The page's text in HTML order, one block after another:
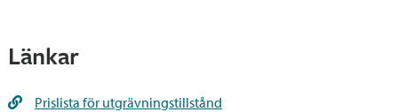
Länkar
Prislista för utgrävningstillstånd